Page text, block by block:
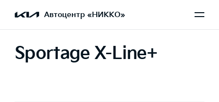
Автоцентр «НИККО»
Sportage X-Line+